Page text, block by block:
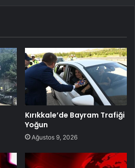
Kırıkkale’de Bayram Trafiği
Yoğun
Ağustos 9, 2026